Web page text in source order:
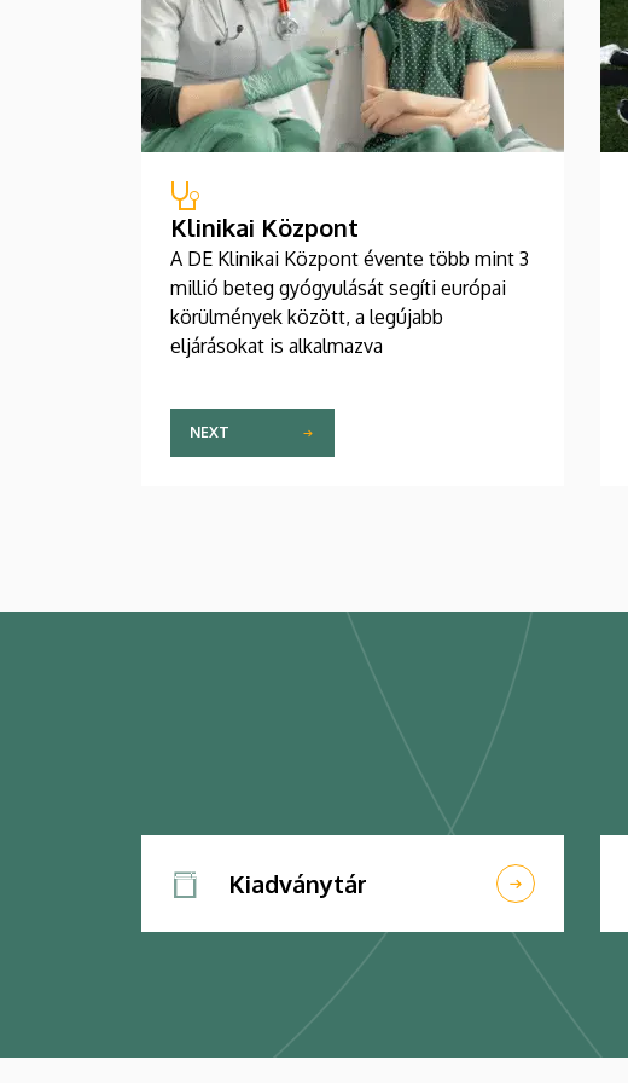
Klinikai Központ
A DE Klinikai Központ évente több mint 3
millió beteg gyógyulását segíti európai
körülmények között, a legújabb
eljárásokat is alkalmazva
NEXT
Kiadványtár